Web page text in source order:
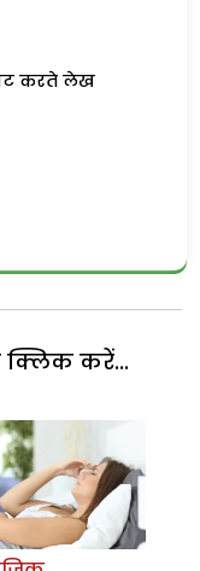
करते लेख
क्लिक करें...